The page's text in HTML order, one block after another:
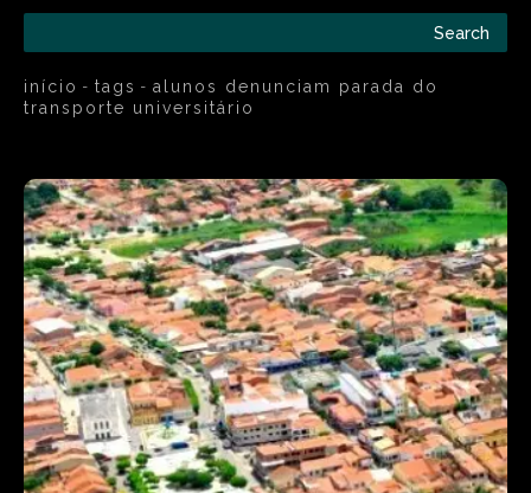
Search
início tags
alunos denunciam parada do
transporte universitário